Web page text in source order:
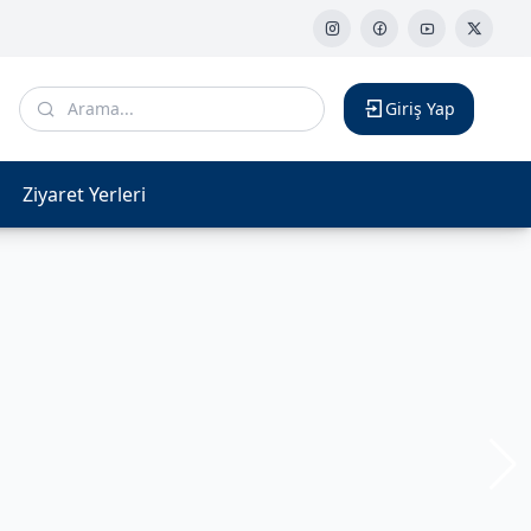
Giriş Yap
Ziyaret Yerleri